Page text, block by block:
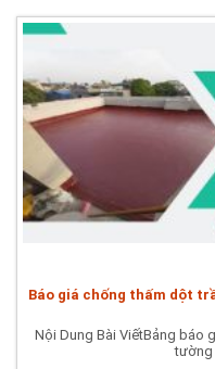
Báo giá chống thấm dột
Nội Dung Bài ViếtBảng báo
tường